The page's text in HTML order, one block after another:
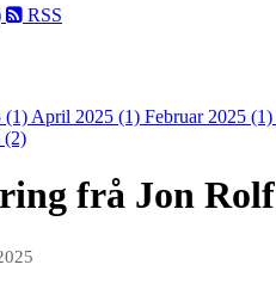
RSS
(1) April 2025 (1) Februar 2025 (1)
(2)
frå Jon Rolf